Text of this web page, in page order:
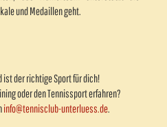
und Medaillen geht.
ist der richtige Sport für dich!
oder den Tennissport erfahren?
info@tennisclub-unterluess.de.